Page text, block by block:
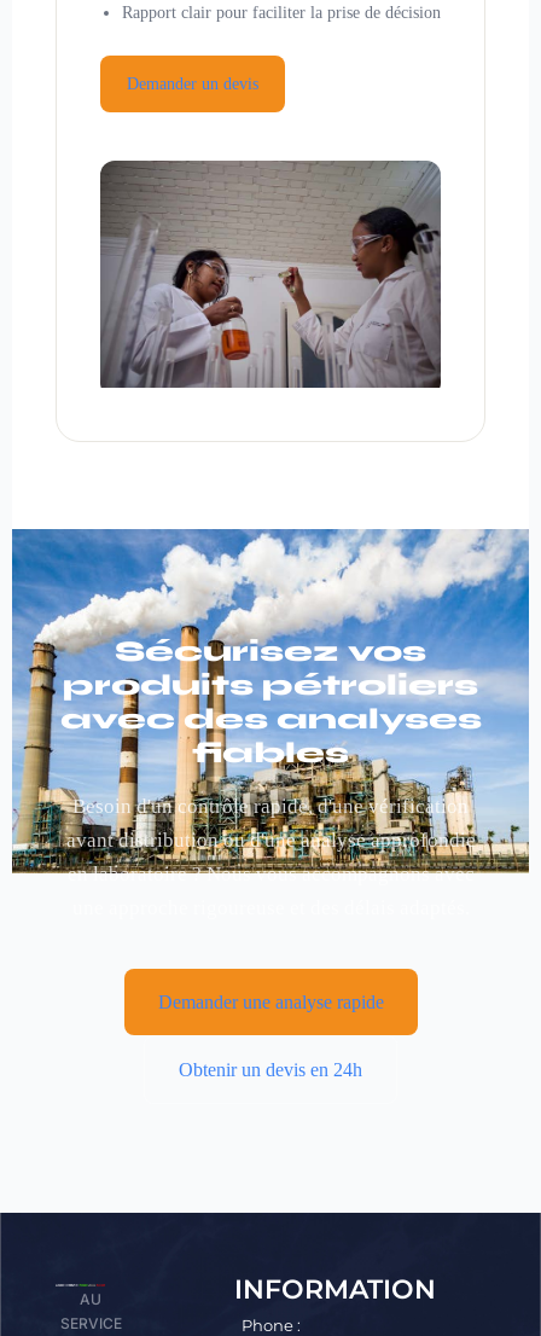
Rapport clair pour faciliter la prise de décision
Demander un devis
Sécurisez vos
produits pétroliers
avec des analyses
fiables
Besoin d'un contrôle rapide, d'une vérification
avant distribution ou d'une analyse approfondie
en laboratoire ? Nous vous accompagnons avec
Demander une analyse rapide
Obtenir un devis en 24h
AU
SERVICE
INFORMATION
Phone :